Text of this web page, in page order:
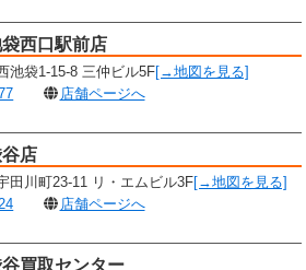
西口駅前店
池袋1-15-8 三仲ビル5F[→地図を見る]
店舗ページへ
店
田川町23-11 リ・エムビル3F[→地図を見る]
店舗ページへ
買取センター